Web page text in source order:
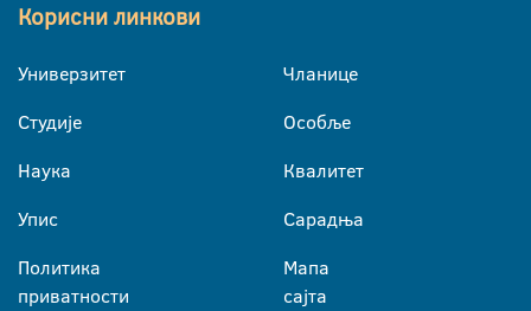
Корисни линкови
Универзитет
Студије
Наука
Упис
Политика
приватности
Чланице
Особље
Квалитет
Сарадња
Мапа
сајта